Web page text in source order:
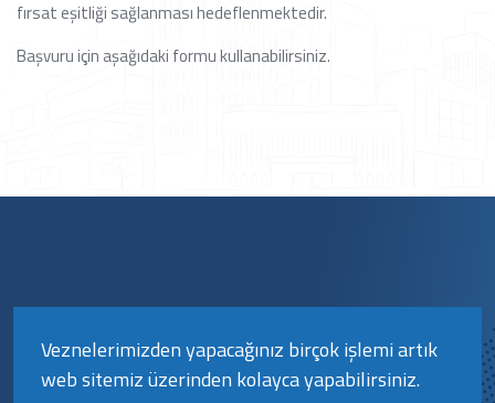
fırsat eşitliği sağlanması hedeflenmektedir.
Başvuru için aşağıdaki formu kullanabilirsiniz.
Veznelerimizden yapacağınız birçok işlemi artık
web sitemiz üzerinden kolayca yapabilirsiniz.